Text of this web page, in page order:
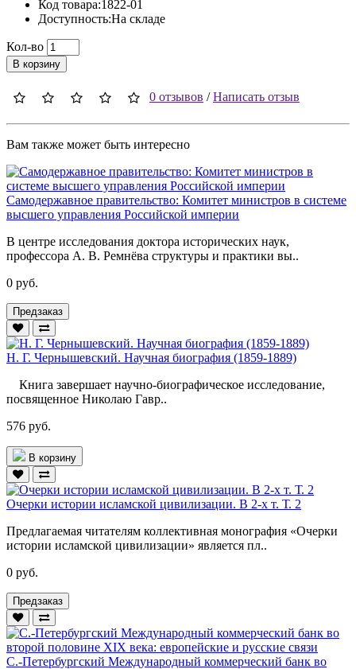
Код товара:1822-01
Доступность:На складе
Кол-во
В корзину
0 отзывов /Написать отзыв
Вам также может быть интересно
Самодержавное правительство: Комитет министров в системе
высшего управления Российской империи
В центре исследования доктора исторических наук,
профессора А. В. Ремнёва структуры и практики вы..
0 руб.
Предзаказ
Н. Г. Чернышевский. Научная биография (1859-1889)
Книга завершает научно-биографическое исследование,
посвященное Николаю Гавр..
576 руб.
В корзину
Очерки истории исламской цивилизации. В 2-х т. Т. 2
Предлагаемая читателям коллективная монография «Очерки
истории исламской цивилизации» является пл..
0 руб.
Предзаказ
С.-Петербургский Международный коммерческий банк во